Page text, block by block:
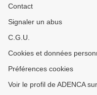
Contact
Signaler un abus
C.G.U.
Cookies et données
Préférences cookies
Voir le profil de ADENCA